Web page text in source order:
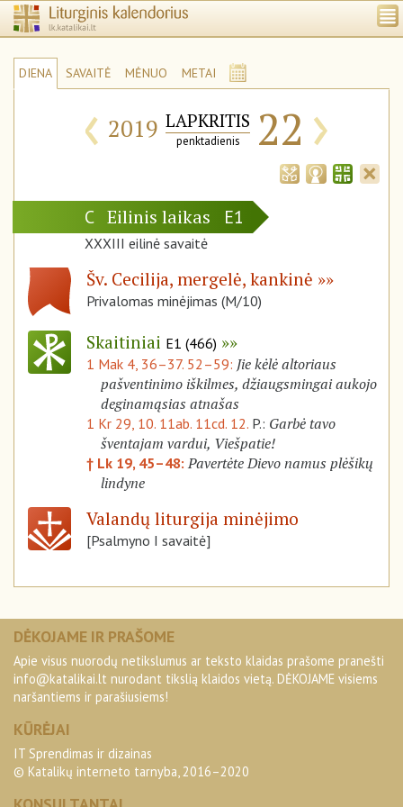
DIENA SAVAITĖ MĖNUO METAI
‹ 2019 LAPKRITIS
penktadienis 22 ›
C Eilinis laikas E1
XXXIII eilinė savaitė
Šv. Cecilija, mergelė, kankinė
Privalomas minėjimas (M/10)
Skaitiniai E1 (466)
1 Mak 4, 36–37. 52–59: Jie kėlė altoriaus
pašventinimo iškilmes, džiaugsmingai aukojo
deginamąsias atnašas
1 Kr 29, 10. 11ab. 11cd. 12. P.: Garbė tavo
šventajam vardui, Viešpatie!
† Lk 19, 45–48:Pavertėte Dievo namus plėšikų
lindyne
Valandų liturgija minėjimo
[Psalmyno I savaitė]
DĖKOJAME IR PRAŠOME
Apie visus nuorodų netikslumus ar teksto klaidas prašome pranešti
info@katalikai.lt nurodant tikslią klaidos vietą. DĖKOJAME visiems
naršantiems ir parašiusiems!
KŪRĖJAI
IT Sprendimas ir dizainas
© Katalikų interneto tarnyba, 2016–2020